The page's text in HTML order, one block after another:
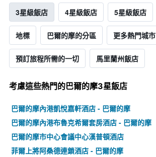
3星級飯店 4星級飯店 5星級飯店
地標 巴爾的摩的分區 更多熱門城市
預訂旅程所需的一切 馬里蘭州飯店
考慮這些熱門的巴爾的摩3星​飯店
巴爾的摩內港凱悅嘉軒酒店 - 巴爾的摩
巴爾的摩內港布魯克希爾套房酒店 - 巴爾的摩
巴爾的摩市中心會議中心漢普頓酒店
菲爾上將阿桑德連鎖酒店 - 巴爾的摩